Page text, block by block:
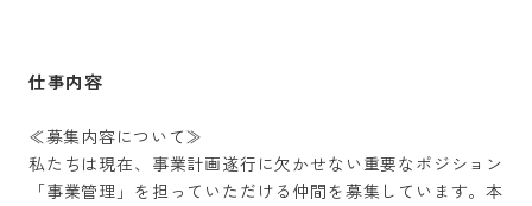
仕事内容
≪募集内容について≫
私たちは現在、事業計画遂行に欠かせない重要なポジション
「事業管理」を担っていただける仲間を募集しています。本